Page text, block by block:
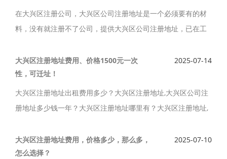
鉴证资格，且有多年的行业经验，熟悉行业规则及规范的操作
流程。
在大兴区注册公司，大兴区公司注册地址是一个必须要有的材
料，没有就注册不了公司，提供大兴区公司注册地址，已在工
要求、类型，没有怎么办？
大兴区注册地址费用、价格1500元一次
性，可迁址！
2025-07-14
大兴区注册地址出租费用多少？大兴区注册地址,大兴区公司注
册地址多少钱一年？大兴区注册地址哪里有？大兴区注册地址,
提供大兴区办公室出租服务。
大兴区注册地址费用，价格多少，那么多，
怎么选择？
2025-07-10